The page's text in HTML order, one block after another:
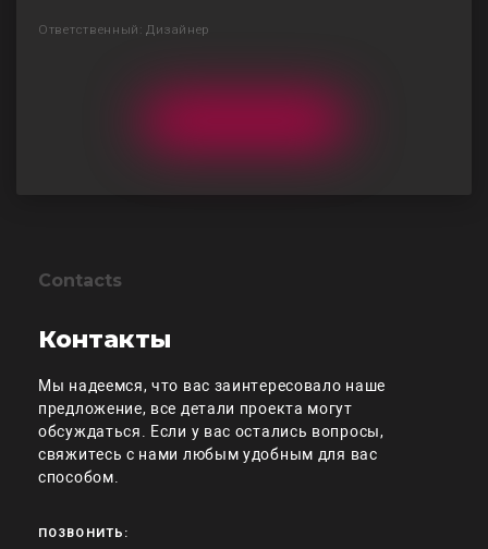
Ответственный: Дизайнер
Contacts
Контакты
Мы надеемся, что вас заинтересовало наше
предложение, все детали проекта могут
обсуждаться. Если у вас остались вопросы,
свяжитесь с нами любым удобным для вас
способом.
ПОЗВОНИТЬ: